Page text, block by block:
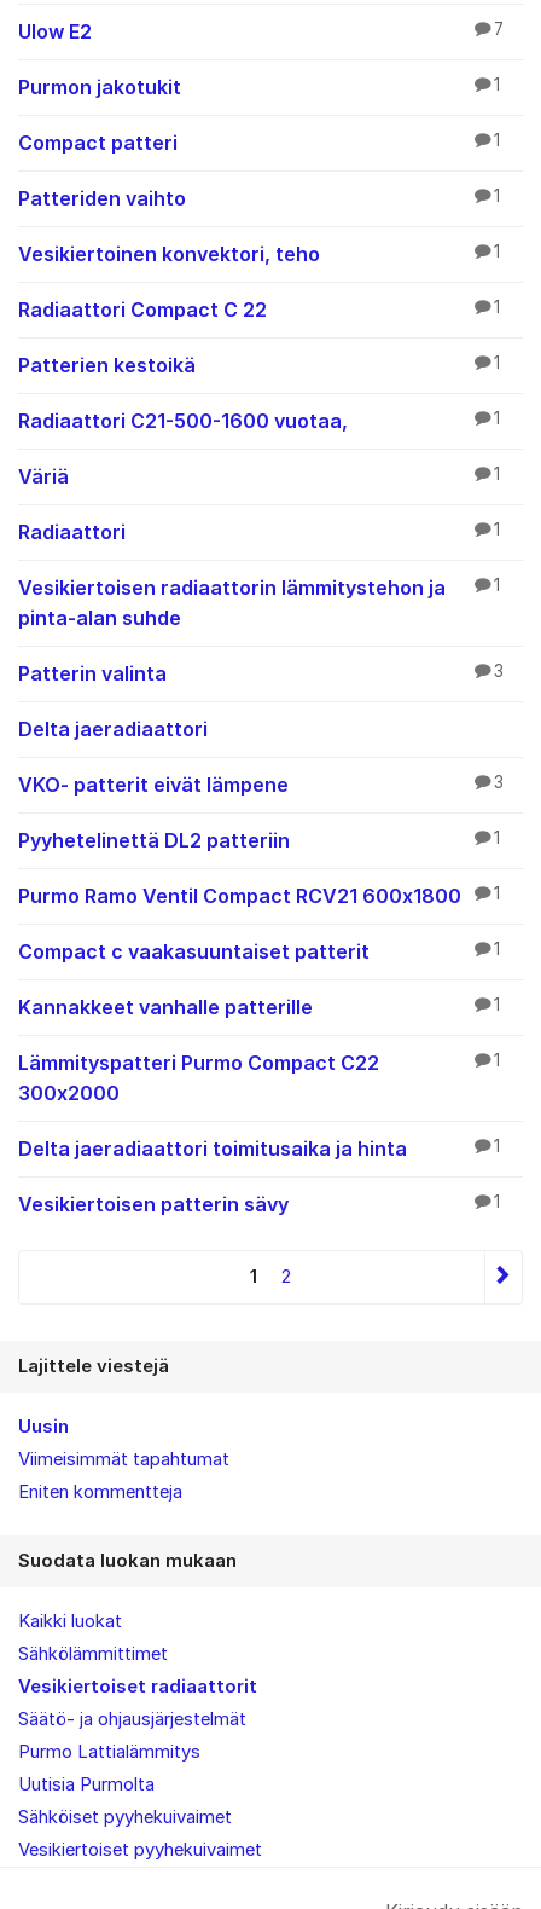
Ulow E2 7
Purmon jakotukit 1
Compact patteri 1
Patteriden vaihto 1
Vesikiertoinen konvektori, teho 1
Radiaattori Compact C 22 1
Patterien kestoikä 1
Radiaattori C21-500-1600 vuotaa, 1
Väriä 1
Radiaattori 1
Vesikiertoisen radiaattorin lämmitystehon ja
pinta-alan suhde
1
Patterin valinta 3
Delta jaeradiaattori
VKO- patterit eivät lämpene 3
Pyyhetelinettä DL2 patteriin 1
Purmo Ramo Ventil Compact RCV21 600x1800 1
Compact c vaakasuuntaiset patterit 1
Kannakkeet vanhalle patterille 1
Lämmityspatteri Purmo Compact C22
300x2000
1
Delta jaeradiaattori toimitusaika ja hinta 1
Vesikiertoisen patterin sävy 1
1 2
Lajittele viestejä
Uusin
Viimeisimmät tapahtumat
Eniten kommentteja
Suodata luokan mukaan
Kaikki luokat
Sähkölämmittimet
Vesikiertoiset radiaattorit
Säätö- ja ohjausjärjestelmät
Purmo Lattialämmitys
Uutisia Purmolta
Sähköiset pyyhekuivaimet
Vesikiertoiset pyyhekuivaimet